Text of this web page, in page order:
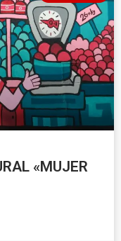
«MUJER